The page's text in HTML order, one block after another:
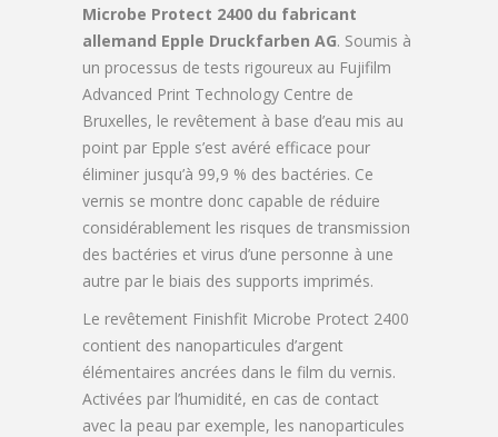
Microbe Protect 2400 du fabricant
allemand Epple Druckfarben AG. Soumis à
un processus de tests rigoureux au Fujifilm
Advanced Print Technology Centre de
Bruxelles, le revêtement à base d’eau mis au
point par Epple s’est avéré efficace pour
éliminer jusqu’à 99,9 % des bactéries. Ce
vernis se montre donc capable de réduire
considérablement les risques de transmission
des bactéries et virus d’une personne à une
autre par le biais des supports imprimés.
Le revêtement Finishfit Microbe Protect 2400
contient des nanoparticules d’argent
élémentaires ancrées dans le film du vernis.
Activées par l’humidité, en cas de contact
avec la peau par exemple, les nanoparticules